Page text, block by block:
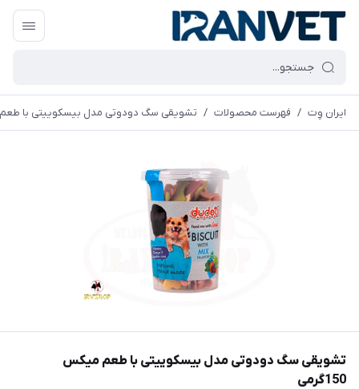
ایران وِت / فهرست محصولات / تشویقی سگ دودوتی مدل بیسکوییتی با طعم
تشویقی سگ دودوتی مدل بیسکوییتی با طعم میکس
150گرمی